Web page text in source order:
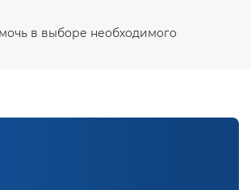
в выборе необходимого